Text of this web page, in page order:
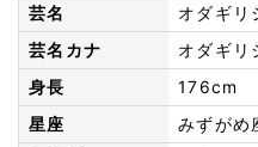
芸名
オダギリ
芸名カナ
オダギリ
身長
176cm
星座
みずがめ